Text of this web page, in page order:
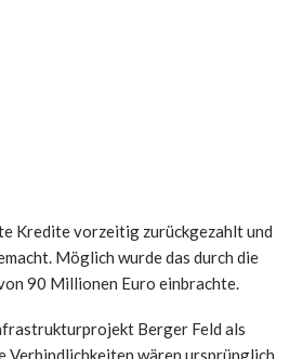
Kredite vorzeitig zurückgezahlt und
Möglich wurde das durch die
90 Millionen Euro einbrachte.
Berger Feld als
Verbindlichkeiten wären ursprünglich